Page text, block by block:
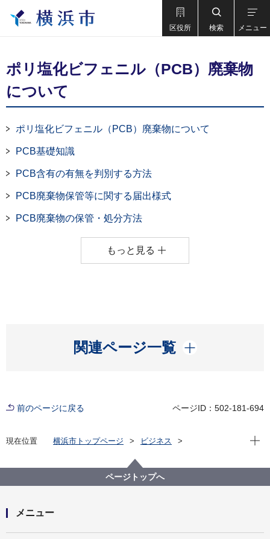
区役所 検索 メニュー
ポリ塩化ビフェニル（PCB）廃棄物
について
ポリ塩化ビフェニル（PCB）廃棄物について
PCB基礎知識
PCB含有の有無を判別する方法
PCB廃棄物保管等に関する届出様式
PCB廃棄物の保管・処分方法
もっと見る
関連ページ一覧
開く
前のページに戻る ページID：502-181-694
現在位置 横浜市トップページ
ビジネス
排出事業者関連
ポリ塩化ビフェニル（PCB）廃棄物について
現在
ページトップへ
メニュー